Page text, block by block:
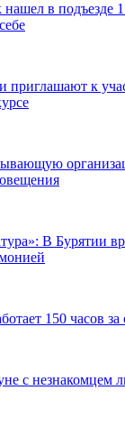
в подъезде
приглашают к
В Бурятии
150 часов
с незнакомцем